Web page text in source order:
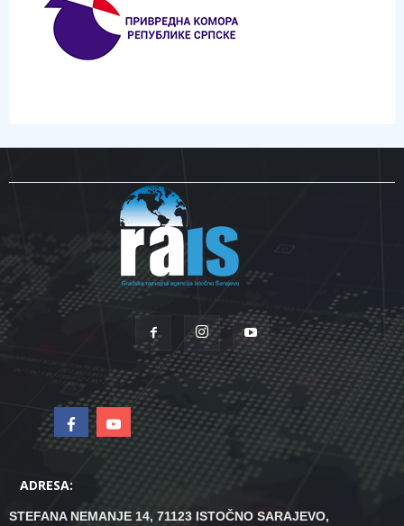
ADRESA:
STEFANA NEMANJE 14, 71123 ISTOČNO SARAJEVO,